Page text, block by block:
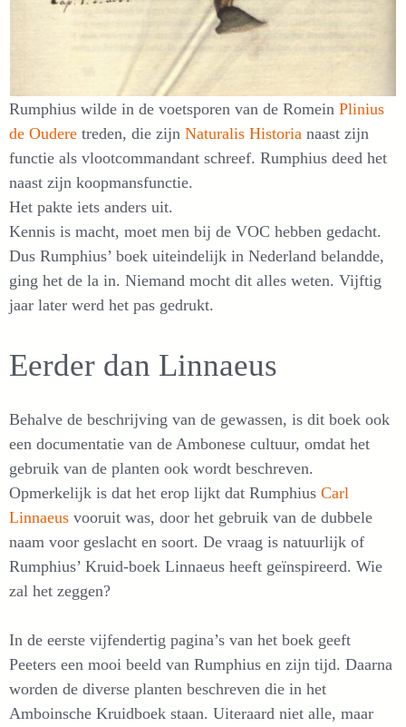
Rumphius wilde in de voetsporen van de Romein Plinius
de Oudere treden, die zijn Naturalis Historia naast zijn
functie als vlootcommandant schreef. Rumphius deed het
naast zijn koopmansfunctie.
Het pakte iets anders uit.
Kennis is macht, moet men bij de VOC hebben gedacht.
Dus Rumphius’ boek uiteindelijk in Nederland belandde,
ging het de la in. Niemand mocht dit alles weten. Vijftig
jaar later werd het pas gedrukt.
Eerder dan Linnaeus
Behalve de beschrijving van de gewassen, is dit boek ook
een documentatie van de Ambonese cultuur, omdat het
gebruik van de planten ook wordt beschreven.
Opmerkelijk is dat het erop lijkt dat Rumphius Carl
Linnaeus vooruit was, door het gebruik van de dubbele
naam voor geslacht en soort. De vraag is natuurlijk of
Rumphius’ Kruid-boek Linnaeus heeft geïnspireerd. Wie
zal het zeggen?
In de eerste vijfendertig pagina’s van het boek geeft
Peeters een mooi beeld van Rumphius en zijn tijd. Daarna
worden de diverse planten beschreven die in het
Amboinsche Kruidboek staan. Uiteraard niet alle, maar